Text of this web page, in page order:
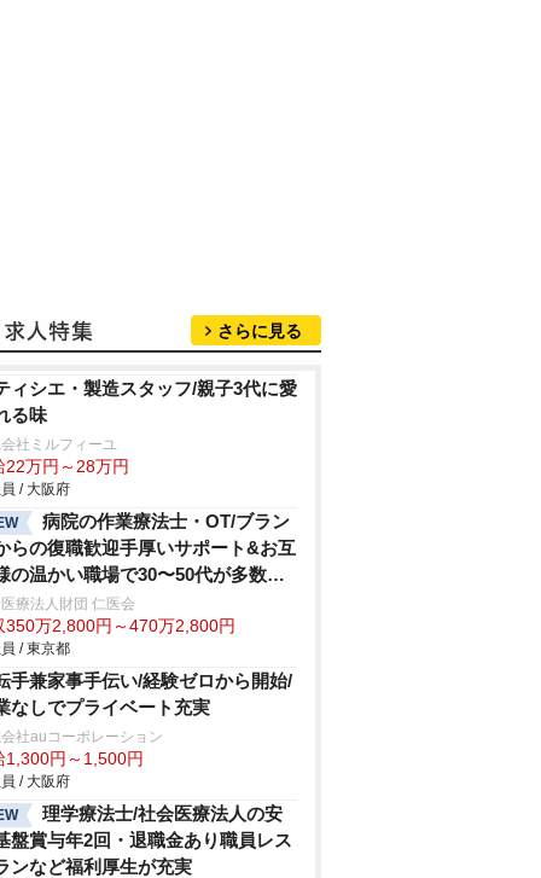
さらに見る
ィシエ・製造スタッフ/親子3代に愛
る味
社ミルフィーユ
22万円～28万円
/ 大阪府
病院の作業療法士・OT/ブラン
らの復職歓迎手厚いサポート&お互
の温かい職場で30〜50代が多数活
療法人財団 仁医会
350万2,800円～470万2,800円
/ 東京都
手兼家事手伝い/経験ゼロから開始/
なしでプライベート充実
社auコーポレーション
1,300円～1,500円
/ 大阪府
理学療法士/社会医療法人の安
盤賞与年2回・退職金あり職員レス
ンなど福利厚生が充実